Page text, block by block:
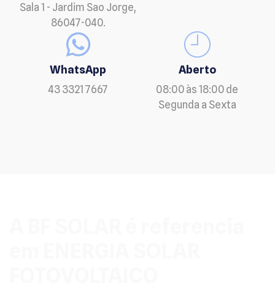
Sala 1 - Jardim Sao Jorge,
86047-040.
WhatsApp
43 3321 7667
Aberto
08:00 às 18:00 de
Segunda a Sexta